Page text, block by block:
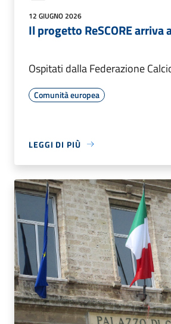
12 GIUGNO 2026
Il progetto ReSCORE arriva
Ospitati dalla Federazione
Comunità europea
LEGGI DI PIÙ